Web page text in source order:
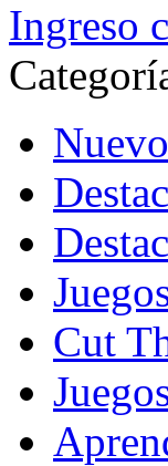
Ingreso
Cut